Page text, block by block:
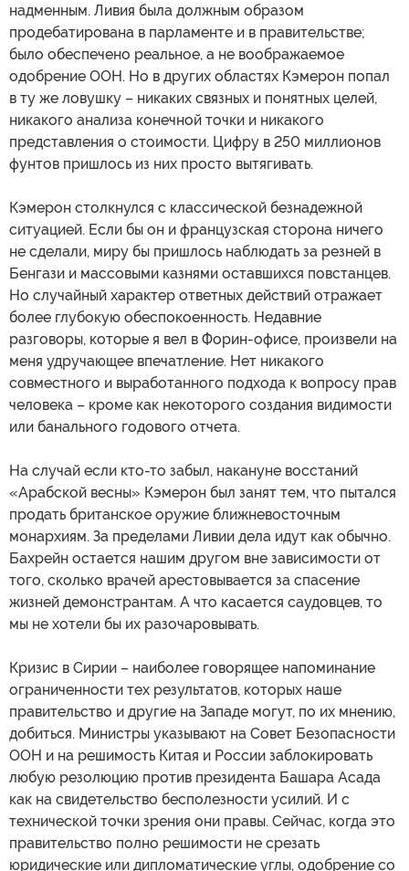
надменным. Ливия была должным образом
продебатирована в парламенте и в правительстве;
было обеспечено реальное, а не воображаемое
одобрение ООН. Но в других областях Кэмерон попал
в ту же ловушку – никаких связных и понятных целей,
никакого анализа конечной точки и никакого
представления о стоимости. Цифру в 250 миллионов
фунтов пришлось из них просто вытягивать.
Кэмерон столкнулся с классической безнадежной
ситуацией. Если бы он и французская сторона ничего
не сделали, миру бы пришлось наблюдать за резней в
Бенгази и массовыми казнями оставшихся повстанцев.
Но случайный характер ответных действий отражает
более глубокую обеспокоенность. Недавние
разговоры, которые я вел в Форин-офисе, произвели на
меня удручающее впечатление. Нет никакого
совместного и выработанного подхода к вопросу прав
человека – кроме как некоторого создания видимости
или банального годового отчета.
На случай если кто-то забыл, накануне восстаний
«Арабской весны» Кэмерон был занят тем, что пытался
продать британское оружие ближневосточным
монархиям. За пределами Ливии дела идут как обычно.
Бахрейн остается нашим другом вне зависимости от
того, сколько врачей арестовывается за спасение
жизней демонстрантам. А что касается саудовцев, то
мы не хотели бы их разочаровывать.
Кризис в Сирии – наиболее говорящее напоминание
ограниченности тех результатов, которых наше
правительство и другие на Западе могут, по их мнению,
добиться. Министры указывают на Совет Безопасности
ООН и на решимость Китая и России заблокировать
любую резолюцию против президента Башара Асада
как на свидетельство бесполезности усилий. И с
технической точки зрения они правы. Сейчас, когда это
правительство полно решимости не срезать
юридические или дипломатические углы, одобрение со